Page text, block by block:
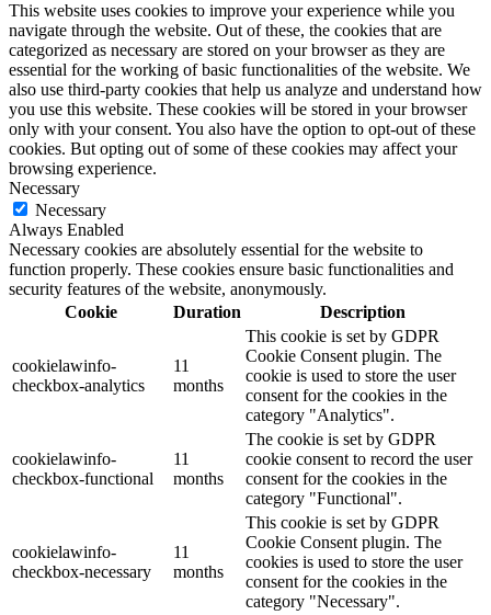
This website uses cookies to improve your experience while you
navigate through the website. Out of these, the cookies that are
categorized as necessary are stored on your browser as they are
essential for the working of basic functionalities of the website. We
also use third-party cookies that help us analyze and understand how
you use this website. These cookies will be stored in your browser
only with your consent. You also have the option to opt-out of these
cookies. But opting out of some of these cookies may affect your
browsing experience.
Necessary
Necessary
Always Enabled
Necessary cookies are absolutely essential for the website to
function properly. These cookies ensure basic functionalities and
security features of the website, anonymously.
Cookie
Duration Description
cookielawinfo-
checkbox-analytics
11
months
This cookie is set by GDPR
Cookie Consent plugin. The
cookie is used to store the user
consent for the cookies in the
category "Analytics".
cookielawinfo-
checkbox-functional
11
months
The cookie is set by GDPR
cookie consent to record the user
consent for the cookies in the
category "Functional".
cookielawinfo-
checkbox-necessary
11
months
This cookie is set by GDPR
Cookie Consent plugin. The
cookies is used to store the user
consent for the cookies in the
category "Necessary".